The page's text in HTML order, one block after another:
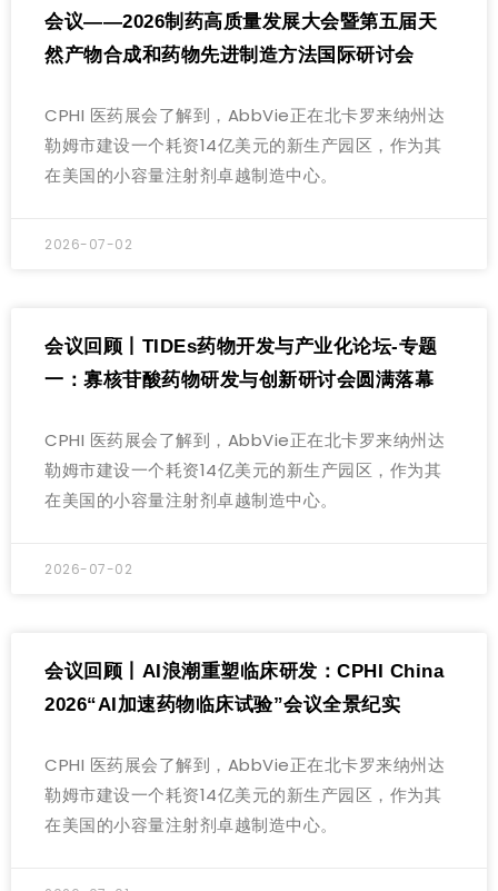
会议——2026制药高质量发展大会暨第五届天
然产物合成和药物先进制造方法国际研讨会
CPHI 医药展会了解到，AbbVie正在北卡罗来纳州达
勒姆市建设一个耗资14亿美元的新生产园区，作为其
在美国的小容量注射剂卓越制造中心。
2026-07-02
会议回顾丨TIDEs药物开发与产业化论坛-专题
一：寡核苷酸药物研发与创新研讨会圆满落幕
CPHI 医药展会了解到，AbbVie正在北卡罗来纳州达
勒姆市建设一个耗资14亿美元的新生产园区，作为其
在美国的小容量注射剂卓越制造中心。
2026-07-02
会议回顾丨AI浪潮重塑临床研发：CPHI China
2026“AI加速药物临床试验”会议全景纪实
CPHI 医药展会了解到，AbbVie正在北卡罗来纳州达
勒姆市建设一个耗资14亿美元的新生产园区，作为其
在美国的小容量注射剂卓越制造中心。